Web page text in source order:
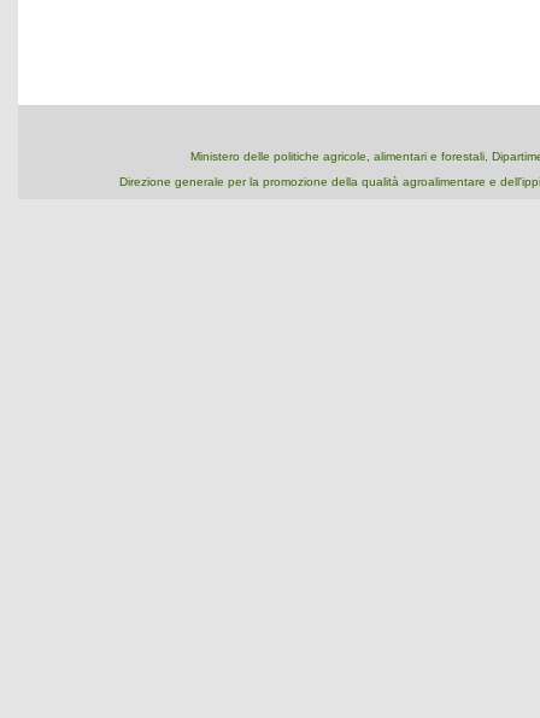
Ministero delle politiche agricole, alimentari e forestali,
Direzione generale per la promozione della qualità agroalimentare e